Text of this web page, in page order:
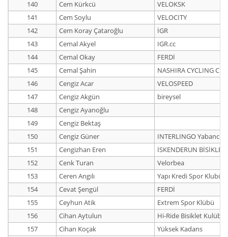
140
Cem Kürkcü
VELOKSK
141
Cem Soylu
VELOCITY
142
Cem Koray Çataroğlu
İGR
143
Cemal Akyel
IGR.cc
144
Cemal Okay
FERDİ
145
Cemal Şahin
NASHIRA CYCLING
146
Cengiz Acar
VELOSPEED
147
Cengiz Akgün
bireysel
148
Cengiz Ayanoğlu
149
Cengiz Bektaş
150
Cengiz Güner
INTERLINGO Yabancı
151
Cengizhan Eren
İSKENDERUN BİSİKLET
152
Cenk Turan
Velorbea
153
Ceren Angılı
Yapı Kredi Spor Klubü
154
Cevat Şengül
FERDİ
155
Ceyhun Atik
Extrem Spor Klübü
156
Cihan Aytulun
Hi-Ride Bisiklet Kulübü
157
Cihan Koçak
Yüksek Kadans